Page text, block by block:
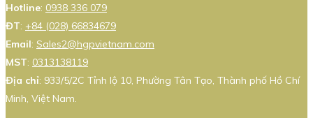
Hotline: 0938 336 079
ĐT: +84 (028) 66834679
Email: Sales2@hgpvietnam.com
MST: 0313138119
Địa chỉ: 933/5/2C Tỉnh lộ 10, Phường Tân Tạo, Thành phố Hồ Chí
Minh, Việt Nam.